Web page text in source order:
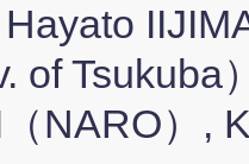
of Tsukuba
NARO）,